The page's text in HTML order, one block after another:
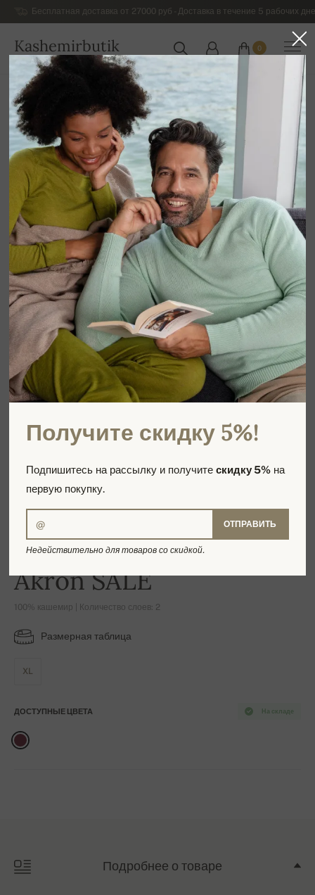
Бесплатная доставка от 27000 руб - Доставка в течение 5 рабочих
Kashemirbutik
РОССИЯ
0
Главная ДЛЯ НЕГО
-22%
Akron SALE
100% кашемир | Количество слоев: 2
Размерная таблица
XL
На складе
ДОСТУПНЫЕ ЦВЕТА
Подробнее о товаре
Получите скидку 5%!
Подпишитесь на рассылку и получитескидку 5% на
первую покупку.
ОТПРАВИТЬ
Недействительно для товаров со скидкой.